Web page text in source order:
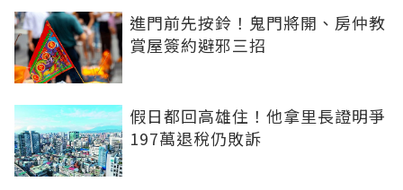
進門前先按鈴！鬼門將開、房仲教
賞屋簽約避邪三招
假日都回高雄住！他拿里長證明爭
197萬退稅仍敗訴